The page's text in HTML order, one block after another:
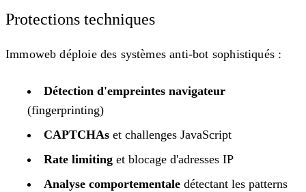
Protections techniques
Immoweb déploie des systèmes anti-bot sophistiqués :
Détection d'empreintes navigateur
(fingerprinting)
CAPTCHAs et challenges JavaScript
Rate limiting et blocage d'adresses IP
Analyse comportementale détectant les patterns